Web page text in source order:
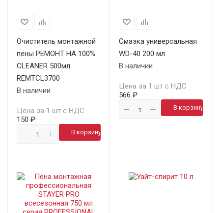
Очиститель монтажной
пены РЕМОНТ НА 100%
CLEANER 500мл
REMTCL3700
В наличии
Цена за 1 шт с НДС
150 ₽
В корзину
Смазка универсальная
WD-40 200 мл
В наличии
Цена за 1 шт с НДС
566 ₽
В корзину